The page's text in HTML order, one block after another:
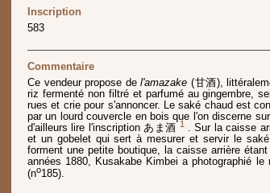
Inscription
583
Commentaire
Ce vendeur propose del'amazake (甘酒),
riz fermenté non filtré et parfumé au gingembre,
rues et crie pour s'annoncer. Le saké chaud est
par un lourd couvercle en bois que l'on discerne
d'ailleurs lire l'inscription あま酒 1 . Sur la caisse
et un gobelet qui sert à mesurer et servir le
forment une petite boutique, la caisse arrière
années 1880, Kusakabe Kimbei a photographié
(no185).